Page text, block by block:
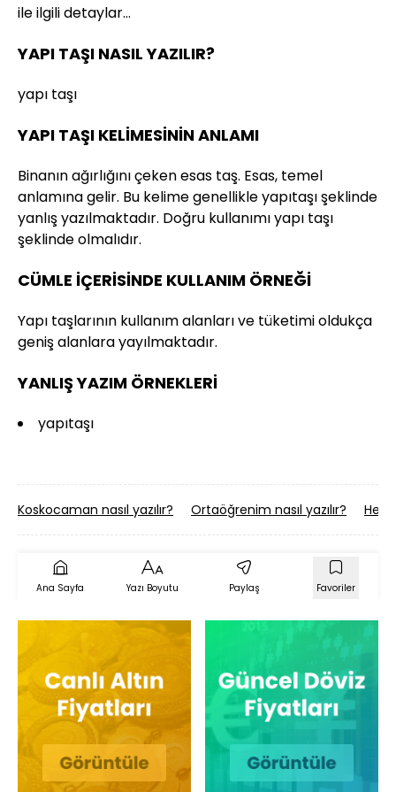
ile ilgili detaylar…
YAPI TAŞI NASIL YAZILIR?
yapı taşı
YAPI TAŞI KELİMESİNİN ANLAMI
Binanın ağırlığını çeken esas taş. Esas, temel
anlamına gelir. Bu kelime genellikle yapıtaşı şeklinde
yanlış yazılmaktadır. Doğru kullanımı yapı taşı
şeklinde olmalıdır.
CÜMLE İÇERİSİNDE KULLANIM ÖRNEĞİ
Yapı taşlarının kullanım alanları ve tüketimi oldukça
geniş alanlara yayılmaktadır.
YANLIŞ YAZIM ÖRNEKLERİ
yapıtaşı
Koskocaman nasıl yazılır? Ortaöğrenim nasıl yazılır?
Ana Sayfa Yazı Boyutu Paylaş Favoriler